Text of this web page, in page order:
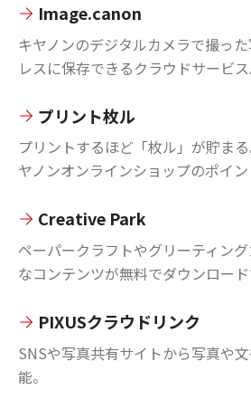
Image.canon
キヤノンのデジタルカメラで撮っ
レスに保存できるクラウドサービス
プリント枚ル
プリントするほど「枚ル」が貯ま
ヤノンオンラインショップのポイン
Creative Park
ペーパークラフトやグリーティン
なコンテンツが無料でダウンロード
PIXUSクラウドリンク
SNSや写真共有サイトから写真や
能。